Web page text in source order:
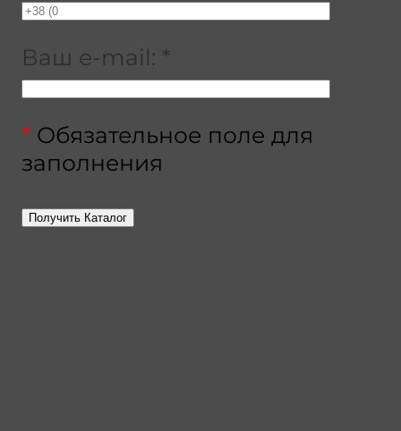
Ваш e-mail: *
* Обязательное поле для
заполнения